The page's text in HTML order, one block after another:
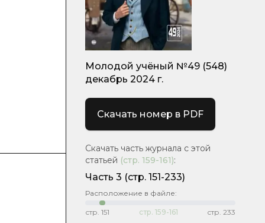
Молодой учёный №49 (548)
декабрь 2024 г.
Скачать номер в PDF
Скачать часть журнала с этой
статьей (стр. 159-161):
Часть 3 (стр. 151-233)
Расположение в файле:
стр. 151 стр. 159-161 стр. 233